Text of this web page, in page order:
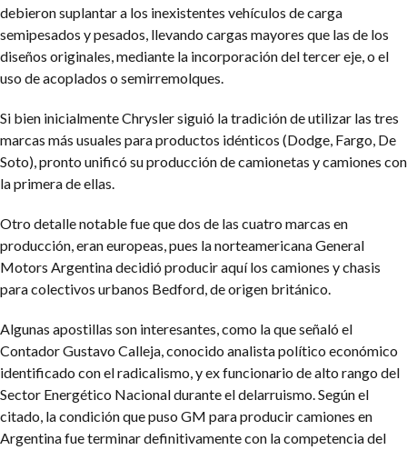
debieron suplantar a los inexistentes vehículos de carga
semipesados y pesados, llevando cargas mayores que las de los
diseños originales, mediante la incorporación del tercer eje, o el
uso de acoplados o semirremolques.
Si bien inicialmente Chrysler siguió la tradición de utilizar las tres
marcas más usuales para productos idénticos (Dodge, Fargo, De
Soto), pronto unificó su producción de camionetas y camiones con
la primera de ellas.
Otro detalle notable fue que dos de las cuatro marcas en
producción, eran europeas, pues la norteamericana General
Motors Argentina decidió producir aquí los camiones y chasis
para colectivos urbanos Bedford, de origen británico.
Algunas apostillas son interesantes, como la que señaló el
Contador Gustavo Calleja, conocido analista político económico
identificado con el radicalismo, y ex funcionario de alto rango del
Sector Energético Nacional durante el delarruismo. Según el
citado, la condición que puso GM para producir camiones en
Argentina fue terminar definitivamente con la competencia del